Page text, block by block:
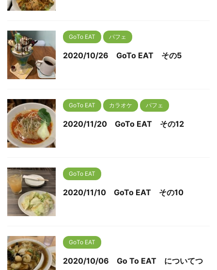
GoTo EAT パフェ
2020/10/26 GoTo EAT その5
GoTo EAT カラオケ パフェ
2020/11/20 GoTo EAT その12
GoTo EAT
2020/11/10 GoTo EAT その10
GoTo EAT
2020/10/06 Go To EAT についてつ